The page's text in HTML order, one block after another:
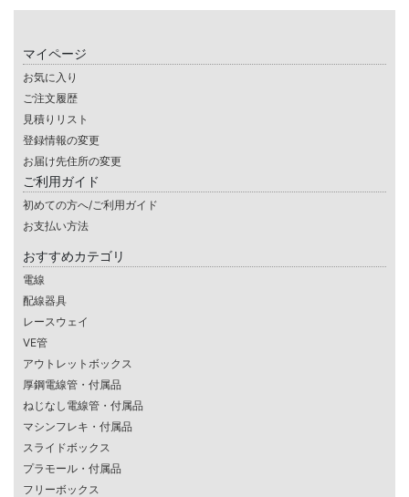
マイページ
お気に入り
ご注文履歴
見積りリスト
登録情報の変更
お届け先住所の変更
ご利用ガイド
初めての方へ/ご利用ガイド
お支払い方法
おすすめカテゴリ
電線
配線器具
レースウェイ
VE管
アウトレットボックス
厚鋼電線管・付属品
ねじなし電線管・付属品
マシンフレキ・付属品
スライドボックス
プラモール・付属品
フリーボックス